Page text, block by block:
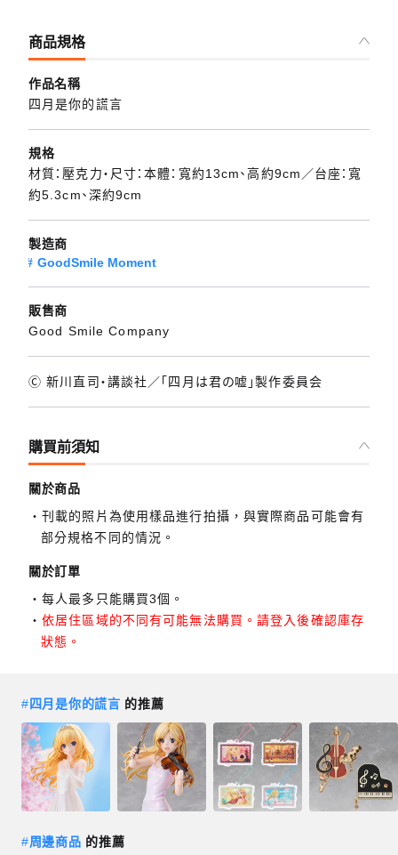
商品規格
作品名稱
四月是你的謊言
規格
材質：壓克力・尺寸：本體：寬約13cm、高約9cm／台座：寬
約5.3cm、深約9cm
製造商
GoodSmile Moment
販售商
Good Smile Company
Ⓒ 新川直司・講談社／「四月は君の嘘」製作委員会
購買前須知
關於商品
刊載的照片為使用樣品進行拍攝，與實際商品可能會有
部分規格不同的情況。
關於訂單
每人最多只能購買3個。
依居住區域的不同有可能無法購買。請登入後確認庫存
狀態。
#四月是你的謊言 的推薦
#周邊商品 的推薦